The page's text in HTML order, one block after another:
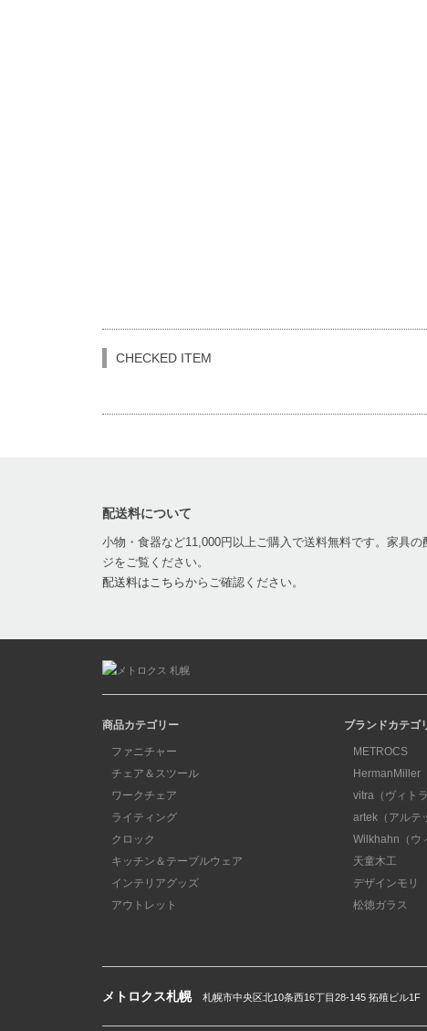
CHECKED ITEM
配送料について
小物・食器など11,000円以上ご購入で送料無料です。家具
ジをご覧ください。
配送料はこちらからご確認ください。
商品カテゴリー
ファニチャー
チェア＆スツール
ワークチェア
ライティング
クロック
キッチン＆テーブルウェア
インテリアグッズ
アウトレット
ブランドカテゴ
METROCS
HermanMiller
vitra（ヴィトラ
artek（アルテ
Wilkhahn（ウ
天童木工
デザインモリ
松徳ガラス
メトロクス札幌 札幌市中央区北10条西16丁目28-145 拓殖ビル1F